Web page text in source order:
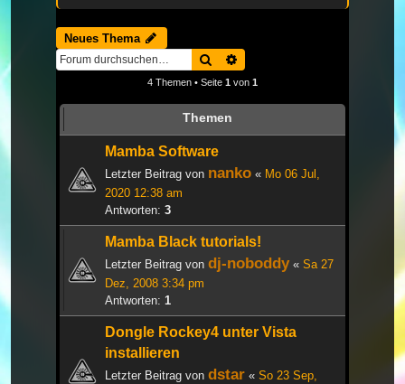
Neues Thema
Suche
4 Themen • Seite 1 von 1
Themen
Mamba Software
Letzter Beitrag von nanko « Mo 06 Jul,
2020 12:38 am
Antworten: 3
Mamba Black tutorials!
Letzter Beitrag von dj-noboddy« Sa 27
Dez, 2008 3:34 pm
Antworten: 1
Dongle Rockey4 unter Vista
installieren
Letzter Beitrag von dstar « So 23 Sep,